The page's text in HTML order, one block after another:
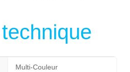
Multi-Couleur